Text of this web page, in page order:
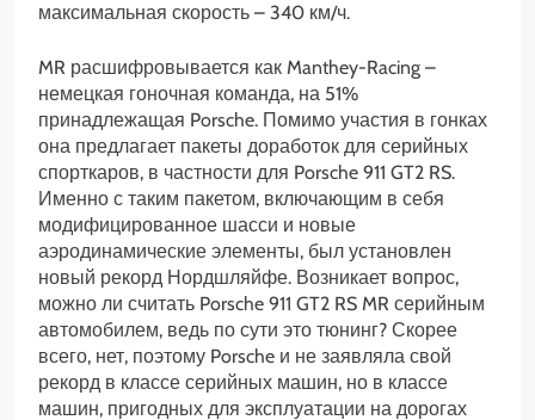
максимальная скорость – 340 км/ч.
MR расшифровывается как Manthey-Racing –
немецкая гоночная команда, на 51%
принадлежащая Porsche. Помимо участия в гонках
она предлагает пакеты доработок для серийных
спорткаров, в частности для Porsche 911 GT2 RS.
Именно с таким пакетом, включающим в себя
модифицированное шасси и новые
аэродинамические элементы, был установлен
новый рекорд Нордшляйфе. Возникает вопрос,
можно ли считать Porsche 911 GT2 RS MR серийным
автомобилем, ведь по сути это тюнинг? Скорее
всего, нет, поэтому Porsche и не заявляла свой
рекорд в классе серийных машин, но в классе
машин, пригодных для эксплуатации на дорогах